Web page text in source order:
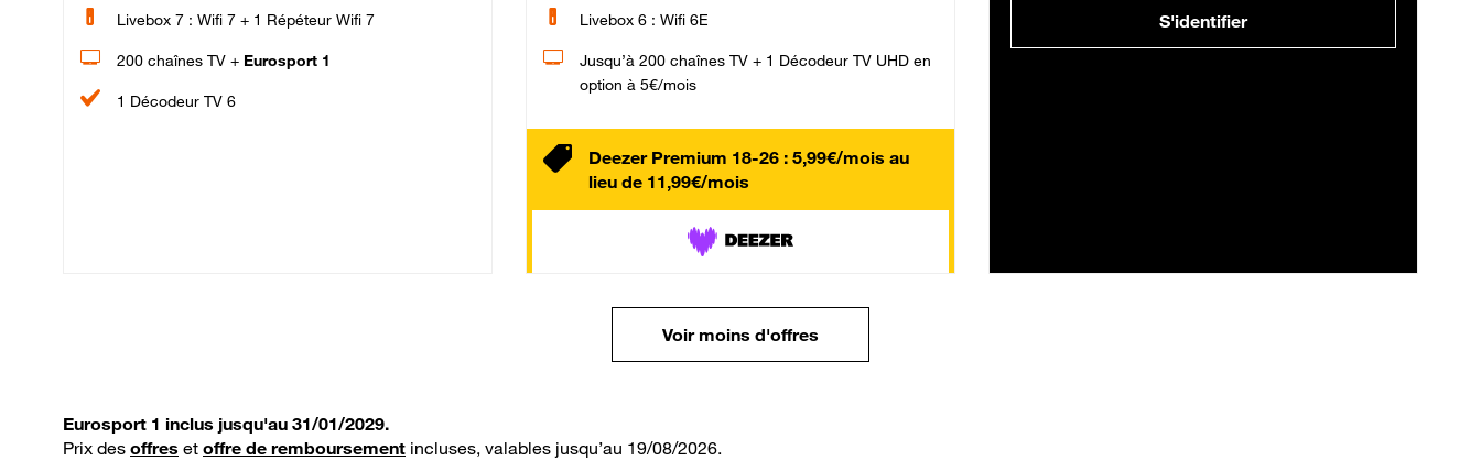
Livebox 7 : Wifi 7 + 1 Répéteur Wifi 7
200 chaînes TV + Eurosport 1
1 Décodeur TV 6
Livebox 6 : Wifi 6E
Jusqu’à 200 chaînes TV + 1 Décodeur TV UHD en
option à 5€/mois
Deezer Premium 18-26 : 5,99€/mois au
lieu de 11,99€/mois
S'identifier
Voir moins d'offres
Eurosport 1 inclus jusqu'au 31/01/2029.
Prix des offres et offre de remboursement incluses, valables jusqu’au 19/08/2026.